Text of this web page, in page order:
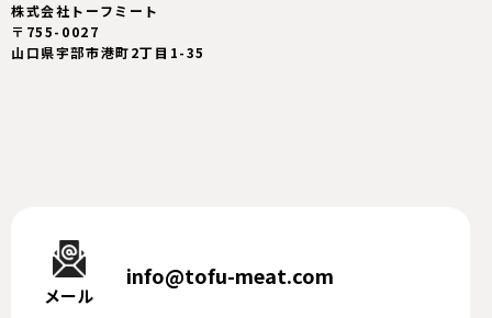
メール
info@tofu-meat.com
株式会社トーフミート
〒755-0027
山口県宇部市港町2丁目1-35